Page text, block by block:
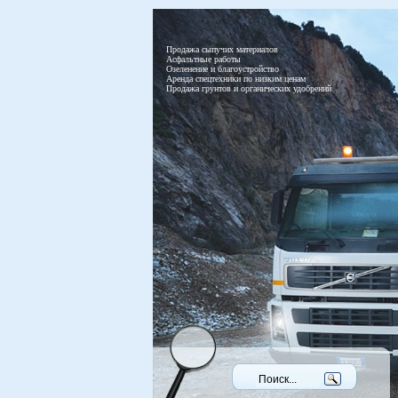
Продажа сыпучих материалов
Асфальтные работы
Озеленение и благоустройство
Аренда спецтехники по низким ценам
Продажа грунтов и органических удобрений